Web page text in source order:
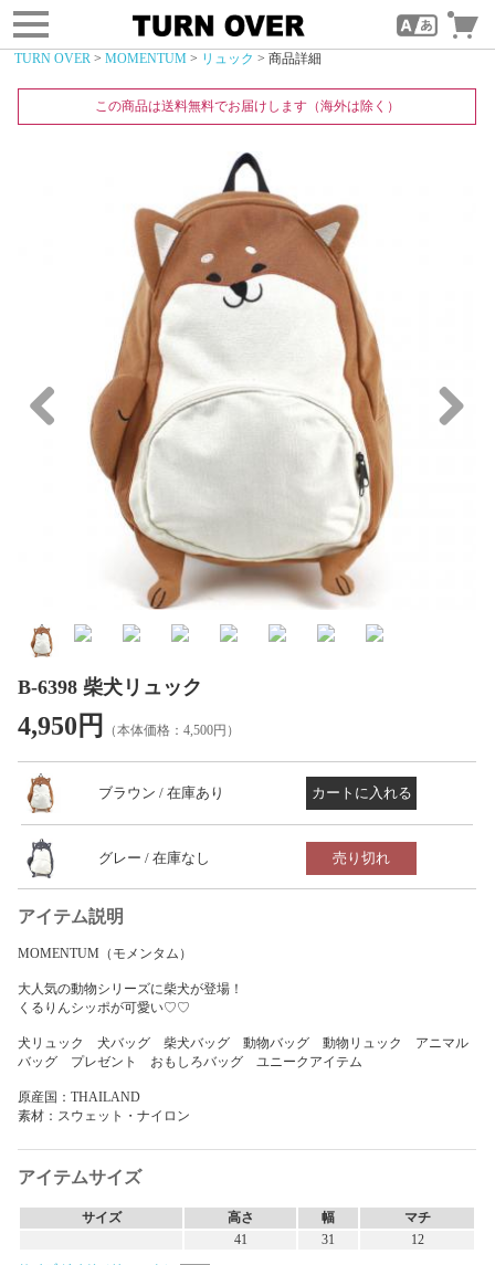
toggle
TURN OVER >MOMENTUM > リュック > 商品詳細
この商品は送料無料でお届けします（海外は除く）
ブランド：MOMENTUM
B-6398 柴犬リュック
4,950円 （本体価格：4,500円）
ブラウン / 在庫あり
グレー / 在庫なし 売り切れ
アイテム説明
MOMENTUM（モメンタム）
大人気の動物シリーズに柴犬が登場！
くるりんシッポが可愛い♡♡
犬リュック 犬バッグ 柴犬バッグ 動物バッグ 動物リュック アニマル
バッグ プレゼント おもしろバッグ ユニークアイテム
原産国：THAILAND
素材：スウェット・ナイロン
アイテムサイズ
サイズ 高さ 幅
マチ
41
31
12